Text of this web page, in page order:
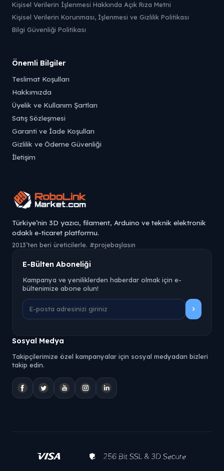
Kişisel Verilerin İşlenmesi Hakkında Açık Rıza Metni
Kişisel Verilerin Korunması, İşlenmesi ve Gizlilik Politikası
Bilgi Güvenliği Politikası
Önemli Bilgiler
Teslimat Koşulları
Hakkımızda
Üyelik ve Kullanım Şartları
Satış Sözleşmesi
Garanti ve İade Koşulları
Gizlilik ve Ödeme Güvenliği
İletişim
Türkiye’nin 3D yazıcı, filament, Arduino ve teknik elektronik
odaklı e-ticaret platformu.
2013’ten beri üreticilerle. #projebaşlasın
E-Bülten Aboneliği
Kampanya ve yeniliklerden haberdar olmak için e-
bültenimize abone olun!
Sosyal Medya
Takipçilerimize özel kampanyalar için sosyal medyadan bizleri
takip edin.